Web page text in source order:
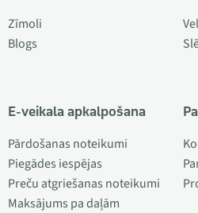
Zīmoli
Blogs
E-veikala apkalpošana
Pārdošanas noteikumi
Piegādes iespējas
Preču atgriešanas noteikumi
Maksājums pa daļām